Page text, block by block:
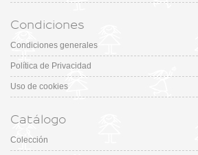
Condiciones
Condiciones generales
Política de Privacidad
Uso de cookies
Catálogo
Colección